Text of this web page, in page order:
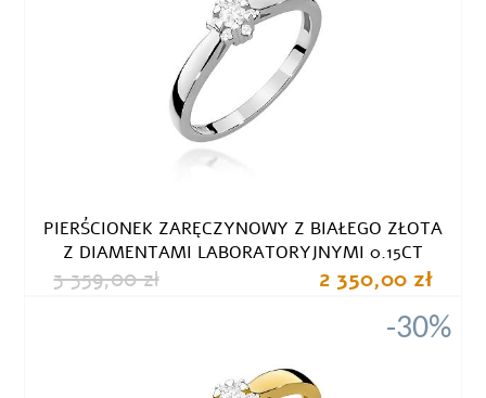
PIERŚCIONEK ZARĘCZYNOWY Z BIAŁEGO ZŁOTA
Z DIAMENTAMI LABORATORYJNYMI 0.15CT
3 359,00 zł 2 350,00 zł
-30%